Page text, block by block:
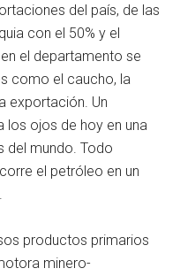
del país, de las
con el 50% y el
el departamento se
como el caucho, la
exportación. Un
los ojos de hoy en una
del mundo. Todo
el petróleo en un
productos primarios
minero-